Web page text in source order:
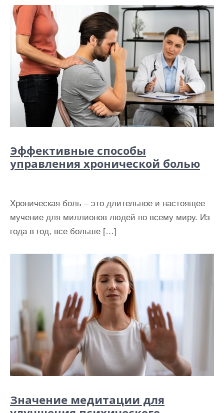
Эффективные способы
управления хронической болью
Хроническая боль – это длительное и настоящее
мучение для миллионов людей по всему миру. Из
года в год, все больше […]
Значение медитации для